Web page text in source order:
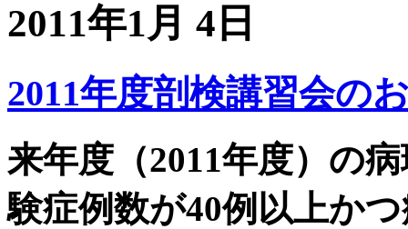
2011年1月 4日
2011年度剖検講習会の
来年度（2011年度）の
験症例数が40例以上か